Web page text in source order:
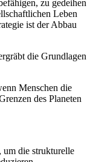
zu gedeihen
Leben
ist der Abbau
die Grundlagen
Menschen die
des Planeten
die strukturelle